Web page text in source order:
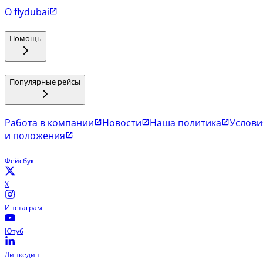
О flydubai
Помощь
Популярные рейсы
Работа в компании Новости Наша политика
и положения
Фейсбук
X
Инстаграм
Ютуб
Линкедин